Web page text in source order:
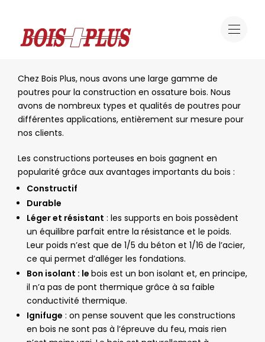
Ossature bois
Chez Bois Plus, nous avons une large gamme de
poutres pour la construction en ossature bois. Nous
avons de nombreux types et qualités de poutres pour
différentes applications, entièrement sur mesure pour
nos clients.
Les constructions porteuses en bois gagnent en
popularité grâce aux avantages importants du bois :
Constructif
Durable
Léger et résistant : les supports en bois possèdent
un équilibre parfait entre la résistance et le poids.
Leur poids n’est que de 1/5 du béton et 1/16 de l’acier,
ce qui permet d’alléger les fondations.
Bon isolant : le bois est un bon isolant et, en principe,
il n’a pas de pont thermique grâce à sa faible
conductivité thermique.
Ignifuge : on pense souvent que les constructions
en bois ne sont pas à l’épreuve du feu, mais rien